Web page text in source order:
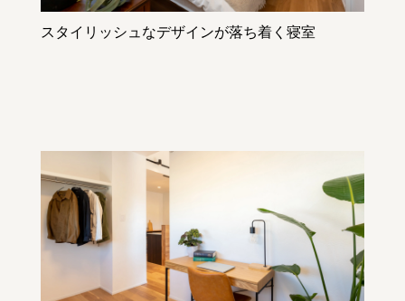
スタイリッシュなデザインが落ち着く寝室